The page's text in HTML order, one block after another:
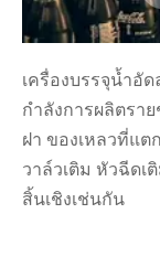
เครื่องบรรจุน้ำอั
กำลังการผลิตรา
ฝา ของเหลวที่แ
วาล์วเติม หัวฉีด
สิ้นเชิงเช่นกัน